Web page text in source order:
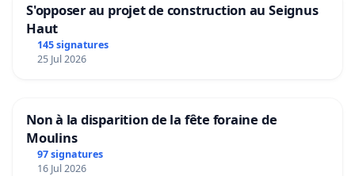
S'opposer au projet de construction au Seignus
Haut
145 signatures
25 Jul 2026
Non à la disparition de la fête foraine de
Moulins
97 signatures
16 Jul 2026